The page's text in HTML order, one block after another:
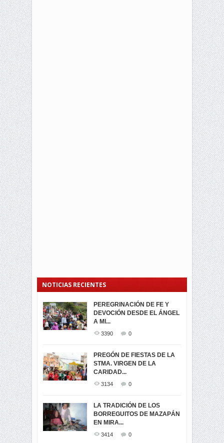
NOTICIAS RECIENTES
PEREGRINACIÓN DE FE Y
DEVOCIÓN DESDE EL ÁNGEL
A MI...
3390 0
PREGÓN DE FIESTAS DE LA
STMA. VIRGEN DE LA
CARIDAD...
3134 0
LA TRADICIÓN DE LOS
BORREGUITOS DE MAZAPÁN
EN MIRA...
3414 0
PROCESIÓN DE LA VIRGEN
DE LA CARIDAD 2024
3061
-ENCENDIDO DEL ARBOL DE
...
MIRA
3439
SEGUNDA VUELTA
ELECCIONES
PRESIDENCIALES 2023 EN
M...
ELECCION CRUCIAL:
SEGUNDA VUELTA
PRESIDENCIAL EL 1...
VIRTUALES ASAMBLEISTAS
POR LA PROVINCIA DEL
CARCHI...